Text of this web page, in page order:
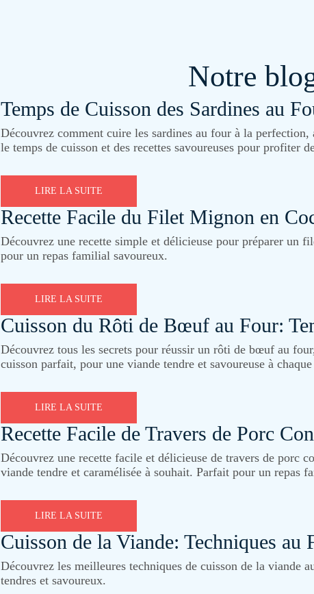
Notre
Temps de Cuisson des Sardines au
Découvrez comment cuire les sardines au four à la perfection,
le temps de cuisson et des recettes savoureuses pour profiter
LIRE LA SUITE
Recette Facile du Filet Mignon en
Découvrez une recette simple et délicieuse pour préparer un
pour un repas familial savoureux.
LIRE LA SUITE
Cuisson du Rôti de Bœuf au Four:
Découvrez tous les secrets pour réussir un rôti de bœuf au
cuisson parfait, pour une viande tendre et savoureuse à
LIRE LA SUITE
Recette Facile de Travers de Porc
Découvrez une recette facile et délicieuse de travers de porc
viande tendre et caramélisée à souhait. Parfait pour un repas
LIRE LA SUITE
Cuisson de la Viande: Techniques au
Découvrez les meilleures techniques de cuisson de la viande
tendres et savoureux.